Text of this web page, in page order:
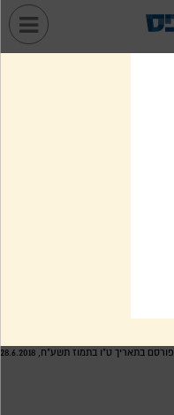
פורסם בתאריך ט"ו בתמוז תשע"ח, 28.6.2018